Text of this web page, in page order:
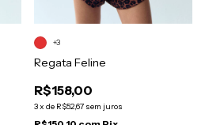
Regata Feline
R$158,00
3x de R$52,67 sem juros
+3